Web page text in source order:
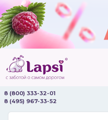
8 (800) 333-32-01
8 (495) 967-33-52